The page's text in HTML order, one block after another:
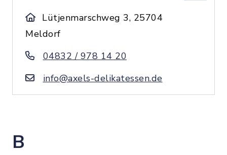
Lütjenmarschweg 3, 25704
Meldorf
04832 / 978 14 20
info@axels-delikatessen.de
B